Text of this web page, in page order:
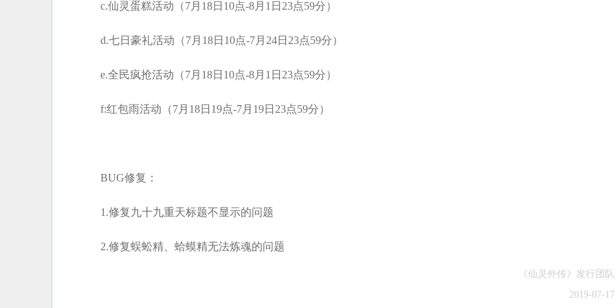
c.仙灵蛋糕活动（7月18日10点-8月1日23点59分）
d.七日豪礼活动（7月18日10点-7月24日23点59分）
e.全民疯抢活动（7月18日10点-8月1日23点59分）
f:红包雨活动（7月18日19点-7月19日23点59分）
BUG修复：
1.修复九十九重天标题不显示的问题
2.修复蜈蚣精、蛤蟆精无法炼魂的问题
《仙灵外传》发行团队
2019-07-17